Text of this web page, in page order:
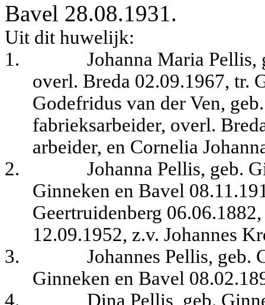
Bavel 28.08.1931.
Uit dit huwelijk:
1.
Johanna Maria
overl. Breda 02.09.1967, tr.
Godefridus van der Ven,
fabrieksarbeider, overl.
arbeider, en Cornelia
2.
Johanna Pellis, geb.
Ginneken en Bavel
Geertruidenberg
12.09.1952, z.v. Johannes
3.
Johannes Pellis, geb.
Ginneken en Bavel
4.
Dina Pellis, geb.